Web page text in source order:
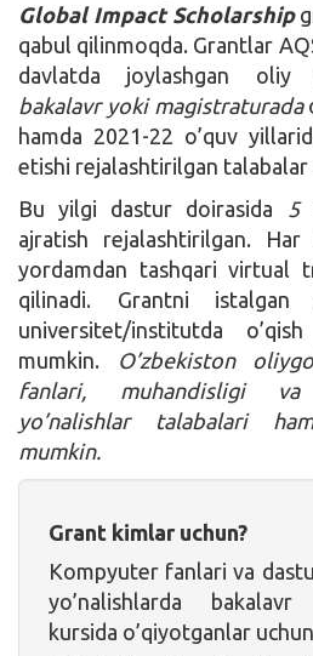
Global Impact Scholarship
qabul qilinmoqda. Grantlar
davlatda joylashgan oliy
bakalavr yoki magistraturada
hamda 2021-22 o’quv
etishi rejalashtirilgan talabalar
Bu yilgi dastur doirasida
5
ajratish rejalashtirilgan.
yordamdan tashqari virtual
qilinadi. Grantni
universitet/institutda
mumkin.
O’zbekiston
fanlari, muhandisligi
yo’nalishlar talabalari
mumkin.
Grant kimlar uchun?
Kompyuter fanlari va
yo’nalishlarda
kursida o’qiyotganlar uchun